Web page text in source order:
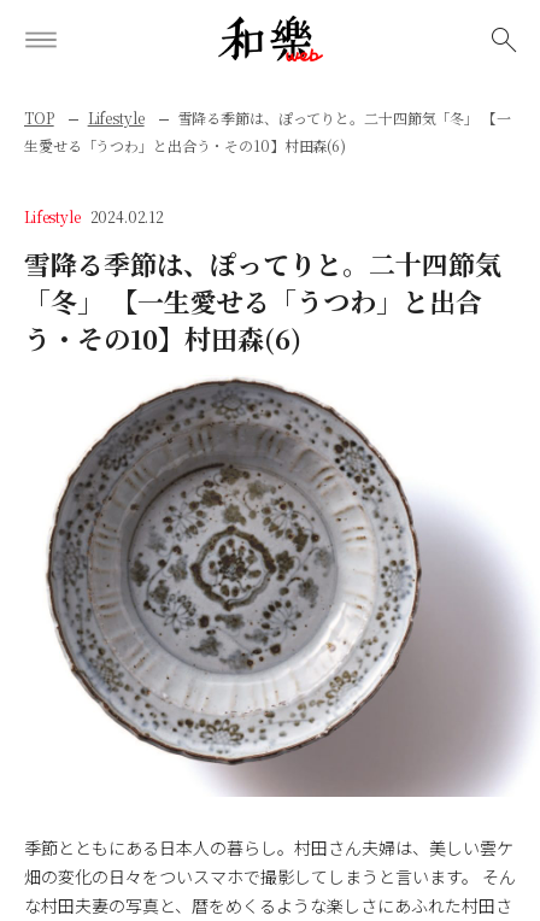
TOP Lifestyle
雪降る季節は、ぽってりと。二十四節気「冬」 【一
生愛せる「うつわ」と出合う・その10】村田森(6)
Lifestyle 2024.02.12
雪降る季節は、ぽってりと。二十四節気
「冬」 【一生愛せる「うつわ」と出合
う・その10】村田森(6)
季節とともにある日本人の暮らし。村田さん夫婦は、美しい雲ケ
畑の変化の日々をついスマホで撮影してしまうと言います。 そん
な村田夫妻の写真と、暦をめくるような楽しさにあふれた村田さ